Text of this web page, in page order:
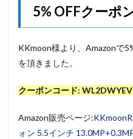
5% OFFクーポ
KKmoon様より、Amazonで
を頂きました。
クーポンコード:
Amazon販売ページ:
ォン 5.5インチ